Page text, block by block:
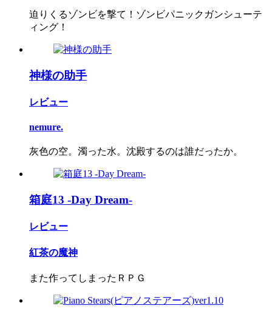
迫りくるゾンビを撃て！ゾンビパニックガンシューテ
ィング！
神様の助手
レビュー
nemure.
灰色の空。濁った水。沈殿するのは誰だったか。
箱庭13 -Day Dream-
レビュー
紅茶の魔神
また作ってしまったＲＰＧ